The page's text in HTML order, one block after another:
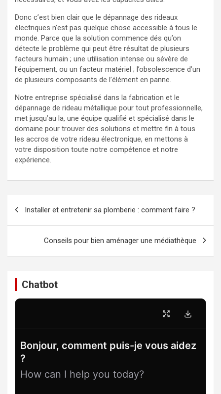
Donc c’est bien clair que le dépannage des rideaux
électriques n’est pas quelque chose accessible à tous le
monde. Parce que la solution commence dés qu’on
détecte le problème qui peut être résultat de plusieurs
facteurs humain ; une utilisation intense ou sévère de
l’équipement, ou un facteur matériel ; l’obsolescence d’un
de plusieurs composants de l’élément en panne.
Notre entreprise spécialisé dans la fabrication et le
dépannage de rideau métallique pour tout professionnelle,
met jusqu’au la, une équipe qualifié et spécialisé dans le
domaine pour trouver des solutions et mettre fin à tous
les accros de votre rideau électronique, en mettons à
votre disposition toute notre compétence et notre
expérience.
Installer et entretenir sa plomberie : comment faire ?
Conseils pour bien aménager une médiathèque
Chatbot
Bonjour, comment puis-je vous aidez
?
How can I help you today?